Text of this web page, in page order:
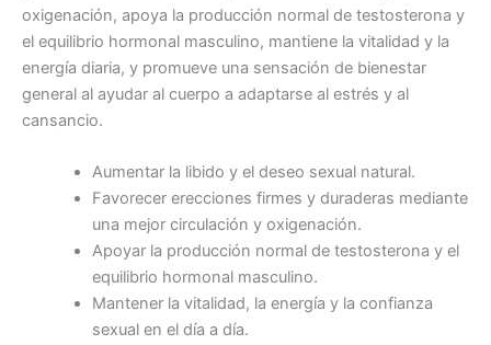
oxigenación, apoya la producción normal de testosterona y
el equilibrio hormonal masculino, mantiene la vitalidad y la
energía diaria, y promueve una sensación de bienestar
general al ayudar al cuerpo a adaptarse al estrés y al
cansancio.
Aumentar la libido y el deseo sexual natural.
Favorecer erecciones firmes y duraderas mediante
una mejor circulación y oxigenación.
Apoyar la producción normal de testosterona y el
equilibrio hormonal masculino.
Mantener la vitalidad, la energía y la confianza
sexual en el día a día.